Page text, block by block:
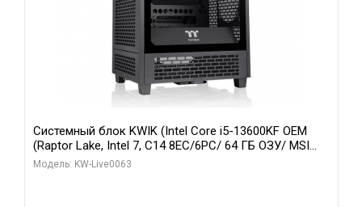
Системный блок KWIK (Intel Core i5-13600KF OEM
(Raptor Lake, Intel 7, C14 8EC/6PC/ 64 ГБ ОЗУ/ MSI
RTX5080 VENTUS 3X OC 16GB GDDR7 256bit 3xDP
Модель: KW-Live0063